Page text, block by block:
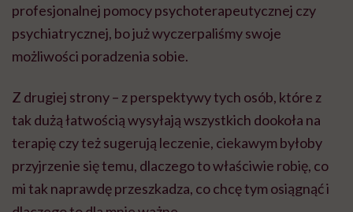
profesjonalnej pomocy psychoterapeutycznej czy
psychiatrycznej, bo już wyczerpaliśmy swoje
możliwości poradzenia sobie.
Z drugiej strony – z perspektywy tych osób, które z
tak dużą łatwością wysyłają wszystkich dookoła na
terapię czy też sugerują leczenie, ciekawym byłoby
przyjrzenie się temu, dlaczego to właściwie robię, co
mi tak naprawdę przeszkadza, co chcę tym osiągnąć i